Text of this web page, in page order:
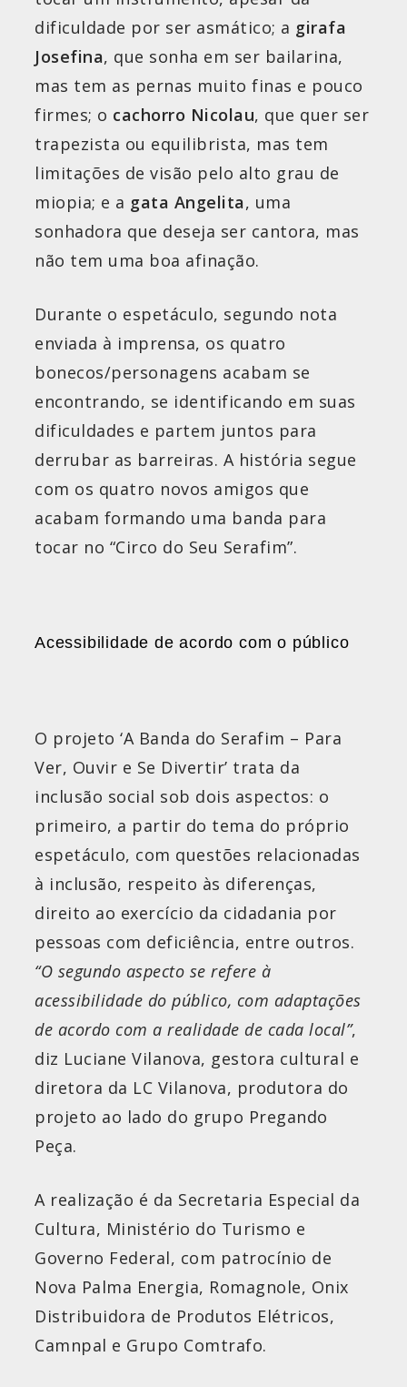
dificuldade por ser asmático; a girafa
Josefina, que sonha em ser bailarina,
mas tem as pernas muito finas e pouco
firmes; o cachorro Nicolau, que quer ser
trapezista ou equilibrista, mas tem
limitações de visão pelo alto grau de
miopia; e a gata Angelita, uma
sonhadora que deseja ser cantora, mas
não tem uma boa afinação.
Durante o espetáculo, segundo nota
enviada à imprensa, os quatro
bonecos/personagens acabam se
encontrando, se identificando em suas
dificuldades e partem juntos para
derrubar as barreiras. A história segue
com os quatro novos amigos que
acabam formando uma banda para
tocar no “Circo do Seu Serafim”.
Acessibilidade de acordo com o público
O projeto ‘A Banda do Serafim – Para
Ver, Ouvir e Se Divertir’ trata da
inclusão social sob dois aspectos: o
primeiro, a partir do tema do próprio
espetáculo, com questões relacionadas
à inclusão, respeito às diferenças,
direito ao exercício da cidadania por
pessoas com deficiência, entre outros.
“O segundo aspecto se refere à
acessibilidade do público, com adaptações
de acordo com a realidade de cada local”,
diz Luciane Vilanova, gestora cultural e
diretora da LC Vilanova, produtora do
projeto ao lado do grupo Pregando
Peça.
A realização é da Secretaria Especial da
Cultura, Ministério do Turismo e
Governo Federal, com patrocínio de
Nova Palma Energia, Romagnole, Onix
Distribuidora de Produtos Elétricos,
Camnpal e Grupo Comtrafo.